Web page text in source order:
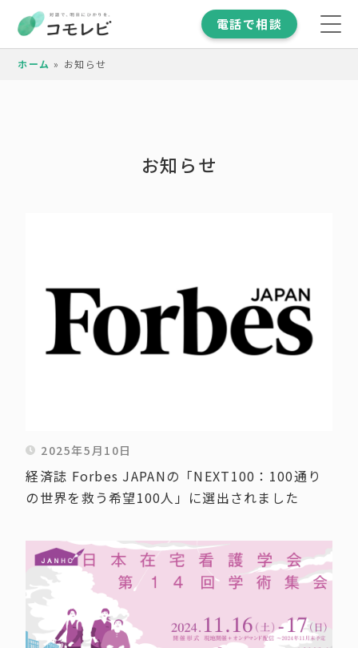
電話で相談
ホーム » お知らせ
お知らせ
2025年5月10日
経済誌 Forbes JAPANの「NEXT100：100通り
の世界を救う希望100人」に選出されました